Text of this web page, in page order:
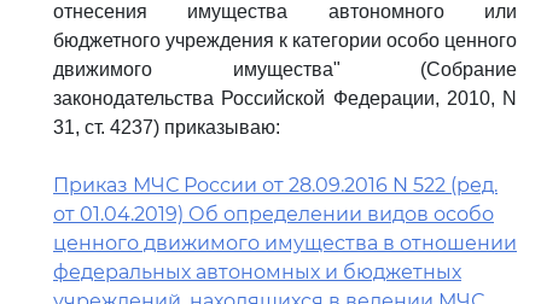
отнесения имущества автономного или
бюджетного учреждения к категории особо ценного
движимого имущества" (Собрание
законодательства Российской Федерации, 2010, N
31, ст. 4237) приказываю:
Приказ МЧС России от 28.09.2016 N 522 (ред.
от 01.04.2019) Об определении видов особо
ценного движимого имущества в отношении
федеральных автономных и бюджетных